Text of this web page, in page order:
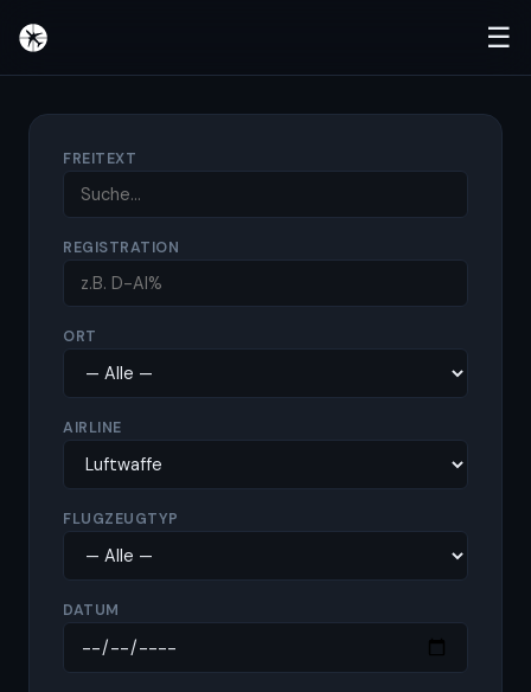
☰
FREITEXT
REGISTRATION
ORT
AIRLINE
FLUGZEUGTYP
DATUM